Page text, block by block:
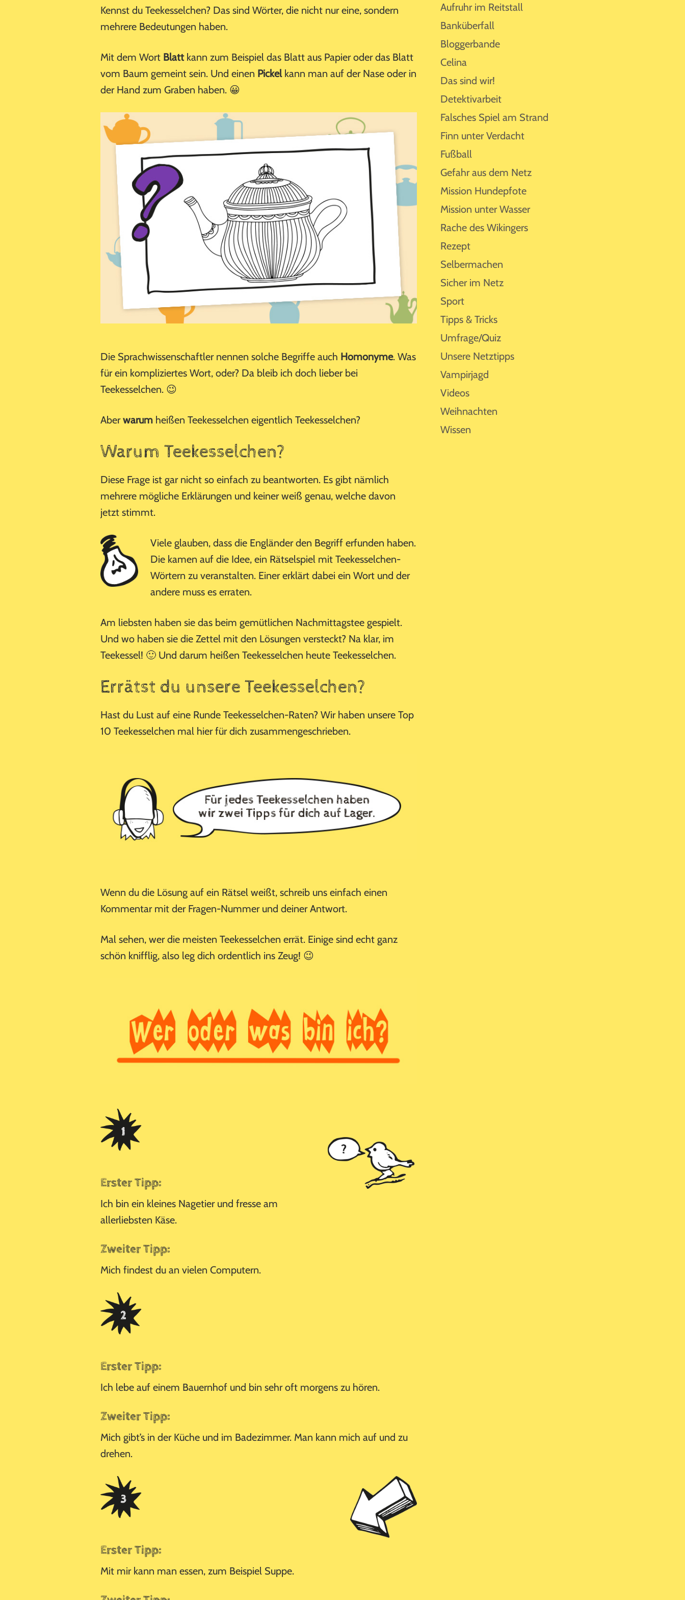
Kennst du Teekesselchen? Das sind Wörter, die nicht nur eine, sondern
mehrere Bedeutungen haben.
Mit dem Wort Blattkann zum Beispiel das Blatt aus Papier oder das Blatt
vom Baum gemeint sein. Und einen Pickelkann man auf der Nase oder in
der Hand zum Graben haben. 😀
Die Sprachwissenschaftler nennen solche Begriffe auch Homonyme. Was
für ein kompliziertes Wort, oder? Da bleib ich doch lieber bei
Teekesselchen. 😉
Aberwarum heißen Teekesselchen eigentlich Teekesselchen?
Warum Teekesselchen?
Diese Frage ist gar nicht so einfach zu beantworten. Es gibt nämlich
mehrere mögliche Erklärungen und keiner weiß genau, welche davon
jetzt stimmt.
Viele glauben, dass die Engländer den Begriff erfunden haben.
Die kamen auf die Idee, ein Rätselspiel mit Teekesselchen-
Wörtern zu veranstalten. Einer erklärt dabei ein Wort und der
andere muss es erraten.
Am liebsten haben sie das beim gemütlichen Nachmittagstee gespielt.
Und wo haben sie die Zettel mit den Lösungen versteckt? Na klar, im
Teekessel! 🙂 Und darum heißen Teekesselchen heute Teekesselchen.
Errätst du unsere Teekesselchen?
Hast du Lust auf eine Runde Teekesselchen-Raten? Wir haben unsere Top
10 Teekesselchen mal hier für dich zusammengeschrieben.
Wenn du die Lösung auf ein Rätsel weißt, schreib uns einfach einen
Kommentar mit der Fragen-Nummer und deiner Antwort.
Mal sehen, wer die meisten Teekesselchen errät. Einige sind echt ganz
schön knifflig, also leg dich ordentlich ins Zeug! 😉
Erster Tipp:
Ich bin ein kleines Nagetier und fresse am
allerliebsten Käse.
Zweiter Tipp:
Mich findest du an vielen Computern.
Erster Tipp:
Ich lebe auf einem Bauernhof und bin sehr oft morgens zu hören.
Zweiter Tipp:
Mich gibt’s in der Küche und im Badezimmer. Man kann mich auf und zu
drehen.
Erster Tipp:
Mit mir kann man essen, zum Beispiel Suppe.
Aufruhr im Reitstall
Banküberfall
Bloggerbande
Celina
Das sind wir!
Detektivarbeit
Falsches Spiel am Strand
Finn unter Verdacht
Fußball
Gefahr aus dem Netz
Mission Hundepfote
Mission unter Wasser
Rache des Wikingers
Rezept
Selbermachen
Sicher im Netz
Sport
Tipps & Tricks
Umfrage/Quiz
Unsere Netztipps
Vampirjagd
Videos
Weihnachten
Wissen